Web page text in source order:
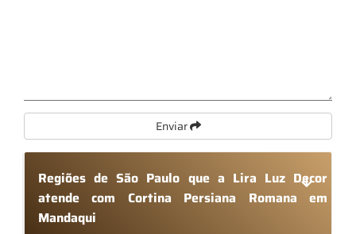
Enviar
Regiões de São Paulo que a Lira Luz Decor
atende com Cortina Persiana Romana em
Mandaqui